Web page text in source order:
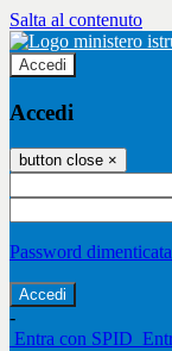
Salta al contenuto
Accedi
Accedi
button close ×
Password
-
Entra con SPID